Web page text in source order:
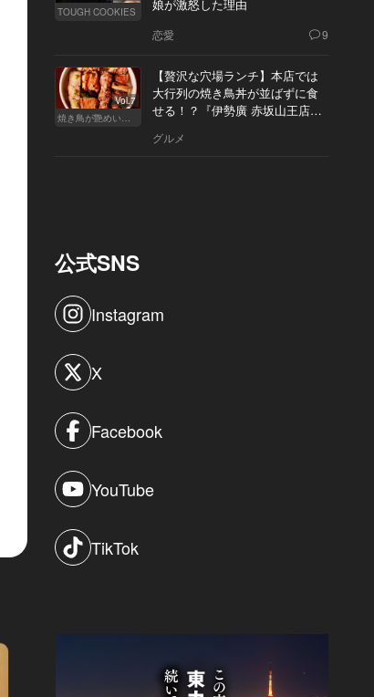
TOUGH COOKIES
娘が激怒した理由
恋愛 9
Vol.7
焼き鳥が艶めいてきた
【贅沢な穴場ランチ】本店では
大行列の焼き鳥丼が並ばずに食
せる！？『伊勢廣 赤坂山王店』
グルメ
公式SNS
Instagram
X
Facebook
YouTube
TikTok